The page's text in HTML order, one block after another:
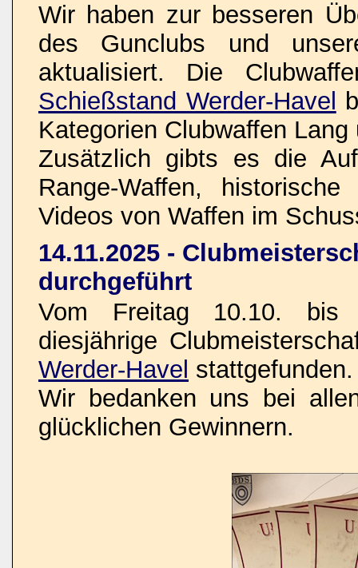
Wir haben zur besseren
des Gunclubs und
aktualisiert. Die
Schießstand Werder-Havel
Kategorien Clubwaffen Lang
Zusätzlich gibts es die
Range-Waffen,
Videos von Waffen im
14.11.2025 -
durchgeführt
Vom Freitag 10.10. bis
diesjährige
Werder-Havel stattgefunden.
Wir bedanken uns bei
glücklichen Gewinnern.